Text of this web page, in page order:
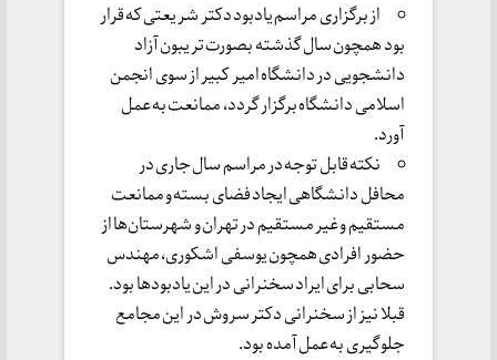
از برگزاری مراسم یادبود دکتر شریعتی که قرار
بود همچون سال گذشته بصورت تریبون آزاد
دانشجویی در دانشگاه امیر کبیر از سوی انجمن
اسلامی دانشگاه برگزار گردد، ممانعت به عمل
آورد.
نکته قابل توجه در مراسم سال جاری در
محافل دانشگاهی ایجاد فضای بسته و ممانعت
مستقیم و غیر مستقیم در تهران و شهرستان‌ها از
حضور افرادی همچون یوسفی اشکوری، مهندس
سحابی برای ایراد سخنرانی در این یادبود‌ها بود.
قبلا نیز از سخنرانی دکتر سروش در این مجامع
جلوگیری به عمل آمده بود.